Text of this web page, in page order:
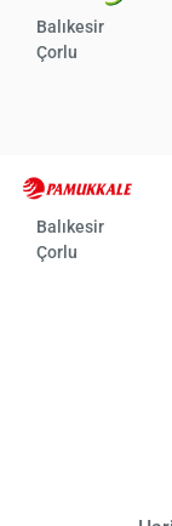
Balıkesir
Çorlu
Balıkesir
Çorlu